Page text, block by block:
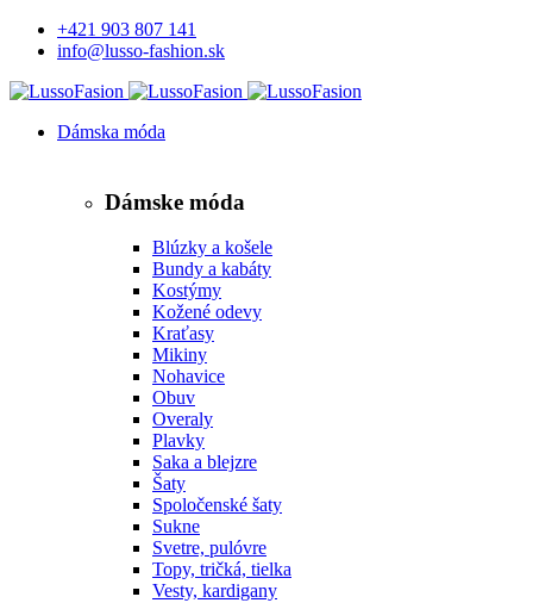
+421 903 807 141
info@lusso-fashion.sk
Dámska móda
Dámske móda
Blúzky a košele
Bundy a kabáty
Kostýmy
Kožené odevy
Kraťasy
Mikiny
Nohavice
Obuv
Overaly
Plavky
Saka a blejzre
Šaty
Spoločenské šaty
Sukne
Svetre, pulóvre
Topy, tričká, tielka
Vesty, kardigany